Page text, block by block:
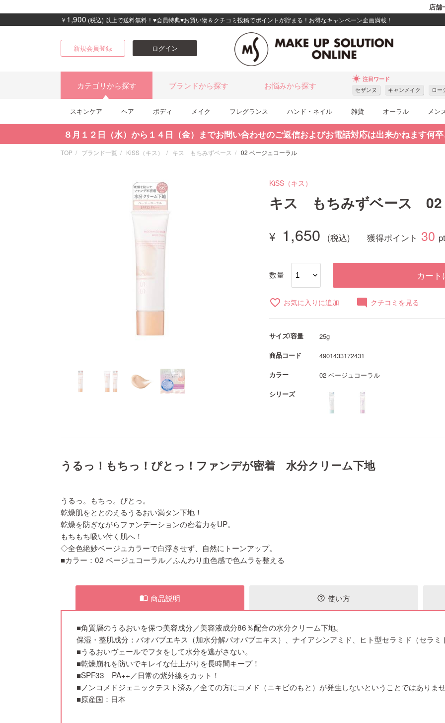
店舗
￥ 1,900 (税込) 以上で送料無料！♥会員特典♥お買い物＆クチコミ投稿でポイントが貯まる！お得なキャンペーン企画満載！
新規会員登録 ログイン
カテゴリから探す ブランドから探す お悩みから探す
wb_sunny 注目ワード
セザンヌ キャンメイク ロー
スキンケア ヘア ボディ メイク フレグランス ハンド・ネイル 雑貨 オーラル メン
８月１２日（水）から１４日（金）までお問い合わせのご返信およびお電話対応は出来かねます何
TOP ブランド一覧 KiSS（キス） キス もちみずベース 02 ベージュコーラル
KiSS（キス）
キス もちみずベース 02
1,650 獲得ポイント 30 pt
数量 カー
favorite_border お気に入りに追加 mode_comment クチコミを見る
サイズ/容量
25g
商品コード
4901433172431
カラー
02 ベージュコーラル
シリーズ
うるっ！もちっ！ぴとっ！ファンデが密着 水分クリーム下地
うるっ。もちっ。ぴとっ。
乾燥肌をととのえるうるおい満タン下地！
乾燥を防ぎながらファンデーションの密着力をUP。
もちもち吸い付く肌へ！
◇全色絶妙ベージュカラーで白浮きせず、自然にトーンアップ。
■カラー：02 ベージュコーラル／ふんわり血色感で色ムラを整える
import_contacts 商品説明 help_outline 使い方
■角質層のうるおいを保つ美容成分／美容液成分86％配合の水分クリーム下地。
保湿・整肌成分：バオバブエキス（加水分解バオバブエキス）、ナイアシンアミド、ヒト型セラミド（セラミ
■うるおいヴェールでフタをして水分を逃がさない。
■乾燥崩れを防いでキレイな仕上がりを長時間キープ！
■SPF33 PA++／日常の紫外線をカット！
■ノンコメドジェニックテスト済み／全ての方にコメド（ニキビのもと）が発生しないということではありま
■原産国：日本